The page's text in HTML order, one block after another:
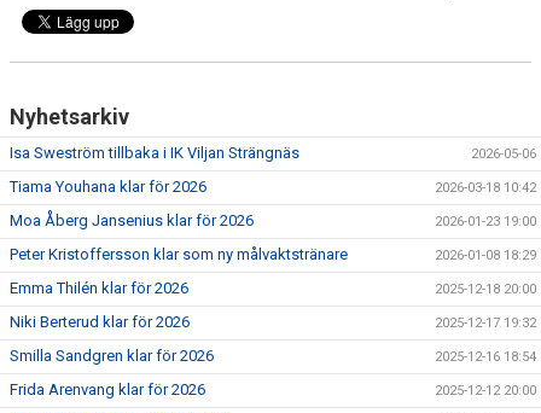
Nyhetsarkiv
Isa Sweström tillbaka i IK Viljan Strängnäs 2026-05-06
Tiama Youhana klar för 2026 2026-03-18 10:42
Moa Åberg Jansenius klar för 2026 2026-01-23 19:00
Peter Kristoffersson klar som ny målvaktstränare 2026-01-08 18:29
Emma Thilén klar för 2026 2025-12-18 20:00
Niki Berterud klar för 2026 2025-12-17 19:32
Smilla Sandgren klar för 2026 2025-12-16 18:54
Frida Arenvang klar för 2026 2025-12-12 20:00